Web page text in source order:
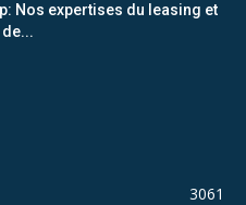
Nos expertises du leasing et
3061